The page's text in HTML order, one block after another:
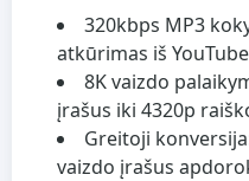
320kbps MP3
atkūrimas iš
8K vaizdo
įrašus iki 4320p
Greitoji
vaizdo įrašus